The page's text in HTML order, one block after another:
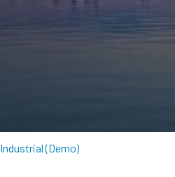
Industrial (Demo)